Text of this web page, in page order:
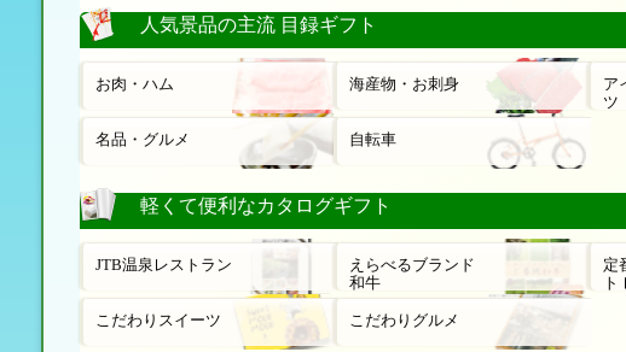
人気景品の主流 目録ギフト
お肉・ハム 海産物・お刺身
ア
ツ
名品・グルメ 自転車
軽くて便利なカタログギフト
JTB温泉レストラン
えらべるブランド
和牛
定
ト
こだわりスイーツ こだわりグルメ